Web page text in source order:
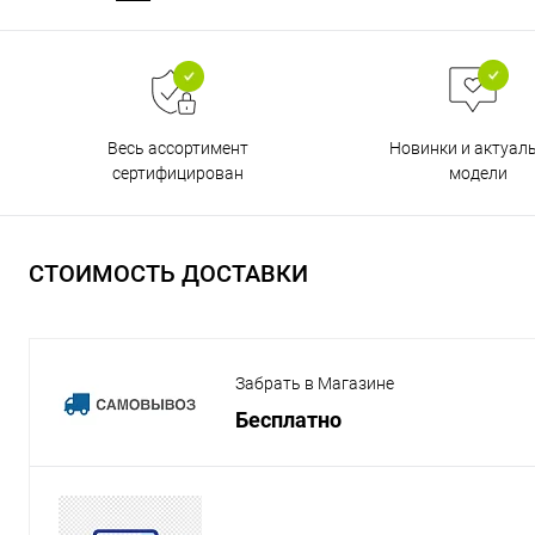
Весь ассортимент
сертифицирован
Новинки и
модели
СТОИМОСТЬ ДОСТАВКИ
Забрать в Магазине
Бесплатно